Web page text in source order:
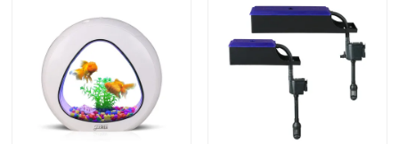
kantoorprinter
Elektronische onderdelen
Koelschroeftransmissiecomponent